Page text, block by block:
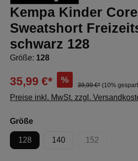
Kempa Kinder
Sweatshort
schwarz 128
Größe: 128
35,99 €* %
39,99 €* (10%
Preise inkl. MwSt. zzgl.
Größeauswählen
128 140 152
(Diese Option